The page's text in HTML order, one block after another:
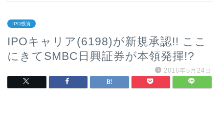
IPO投資
IPOキャリア(6198)が新規承認!! ここ
にきてSMBC日興証券が本領発揮!?
2016年5月24日